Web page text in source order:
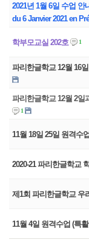
2021년 1월 6일 수업 안
du 6 Janvier 2021 en
학부모교실 202호 1
파리한글학교 12월 16
파리한글학교 12월 2일
1
11월 18일 25일 원격수
2020-21 파리한글학교
제1회 파리한글학교 우
11월 4일 원격수업 (특